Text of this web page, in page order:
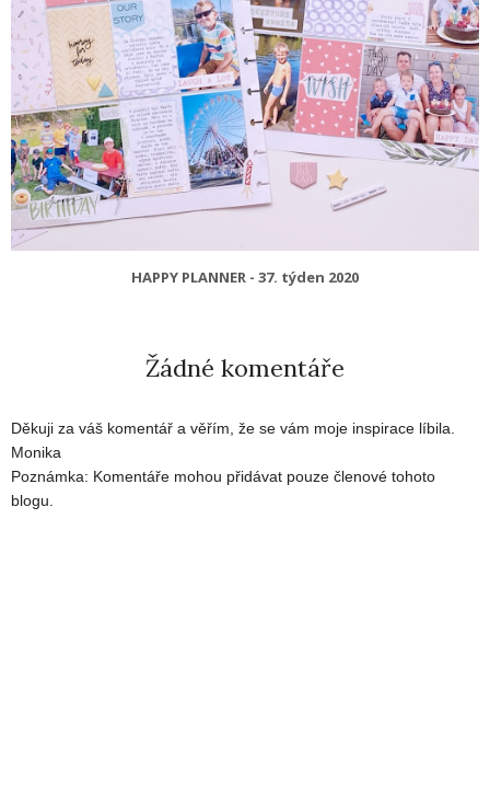
HAPPY PLANNER - 37. týden 2020
Žádné komentáře
Děkuji za váš komentář a věřím, že se vám moje inspirace líbila.
Monika
Poznámka: Komentáře mohou přidávat pouze členové tohoto
blogu.